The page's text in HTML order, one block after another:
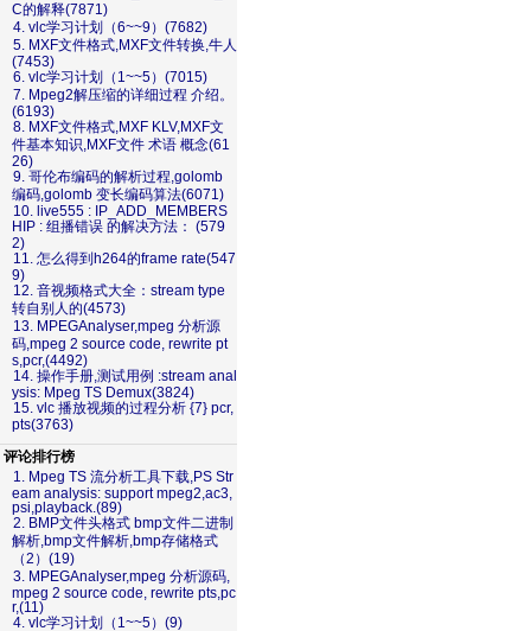
C的解释(7871)
4. vlc学习计划（6~~9）(7682)
5. MXF文件格式,MXF文件转换,牛人
(7453)
6. vlc学习计划（1~~5）(7015)
7. Mpeg2解压缩的详细过程 介绍。
(6193)
8. MXF文件格式,MXF KLV,MXF文
件基本知识,MXF文件 术语 概念(61
26)
9. 哥伦布编码的解析过程,golomb
编码,golomb 变长编码算法(6071)
10. live555 : IP_ADD_MEMBERS
HIP : 组播错误 的解决方法： (579
2)
11. 怎么得到h264的frame rate(547
9)
12. 音视频格式大全：stream type
转自别人的(4573)
13. MPEGAnalyser,mpeg 分析源
码,mpeg 2 source code, rewrite pt
s,pcr,(4492)
14. 操作手册,测试用例 :stream anal
ysis: Mpeg TS Demux(3824)
15. vlc 播放视频的过程分析 {7} pcr,
pts(3763)
评论排行榜
1. Mpeg TS 流分析工具下载,PS Str
eam analysis: support mpeg2,ac3,
psi,playback.(89)
2. BMP文件头格式 bmp文件二进制
解析,bmp文件解析,bmp存储格式
（2）(19)
3. MPEGAnalyser,mpeg 分析源码,
mpeg 2 source code, rewrite pts,pc
r,(11)
4. vlc学习计划（1~~5）(9)